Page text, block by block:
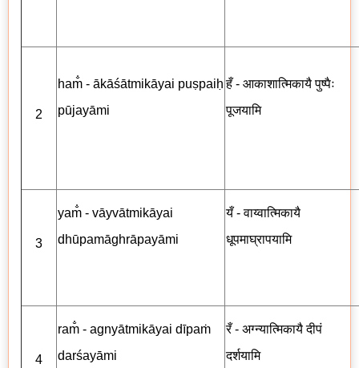
2
ham̐ - ākāśātmikāyai puṣpaiḥ
pūjayāmi
हँ - आकाशात्मिकायै पुष्पैः
पूजयामि
3
yam̐ - vāyvātmikāyai
dhūpamāghrāpayāmi
यँ - वाय्वात्मिकायै
धूपमाघ्रापयामि
4
ram̐ - agnyātmikāyai dīpaṁ
darśayāmi
रँ - अग्न्यात्मिकायै दीपं
दर्शयामि